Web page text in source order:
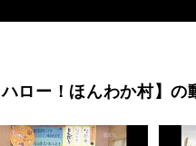
ハロー！ほんわか村】の